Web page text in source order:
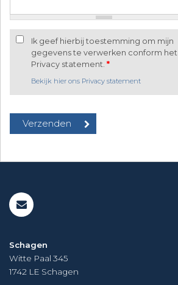
Ik geef hierbij toestemming om mijn
gegevens te verwerken conform het
Privacy statement. *
Bekijk hier ons Privacy statement
Schagen
Witte Paal 345
1742 LE Schagen